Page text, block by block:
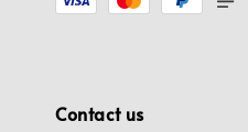
Contact us